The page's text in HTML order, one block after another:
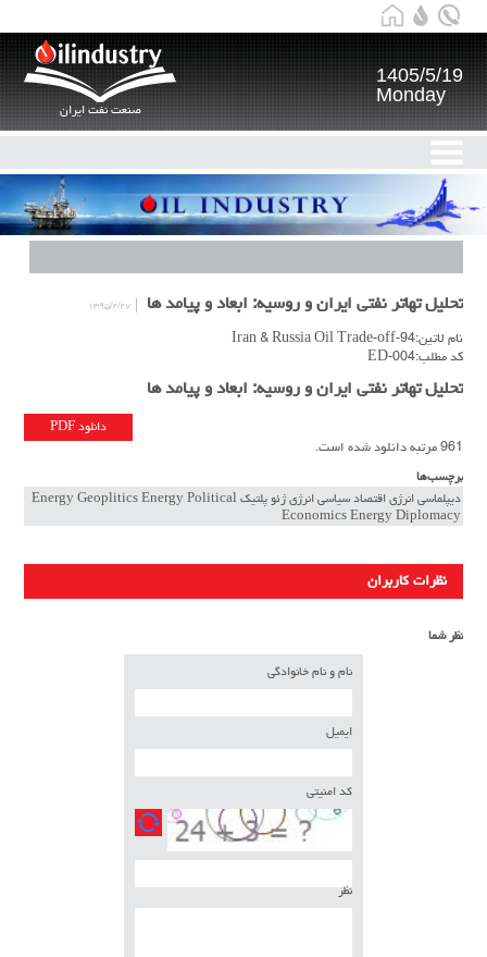
صنعت نفت ایران
1405/5/19
Monday
تحلیل تهاتر نفتی ایران و روسیه: ابعاد و پیامد ها ۱۳۹۵/۲/۲۷
نام لاتین:94-Iran & Russia Oil Trade-off
کد مطلب:ED-004
تحلیل تهاتر نفتی ایران و روسیه: ابعاد و پیامد ها
دانلود PDF
961 مرتبه دانلود شده است.
برچسب‌ها
دیپلماسی انرژی اقتصاد سیاسی انرژی ژئو پلتیک Energy Geoplitics Energy Political
Economics Energy Diplomacy
نظرات کاربران
نظر شما
نام و نام خانوادگی
ایمیل
کد امنیتی
نظر